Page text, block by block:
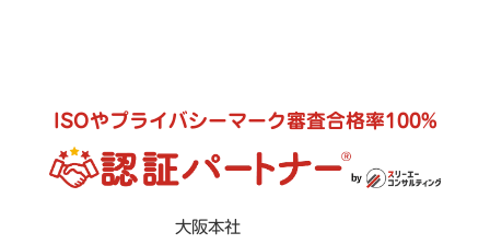
ISOやプライバシーマーク審査合格率100%
大阪本社